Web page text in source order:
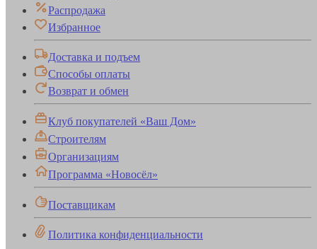
Распродажа
Избранное
Доставка и подъем
Способы оплаты
Возврат и обмен
Клуб покупателей «Ваш Дом»
Строителям
Организациям
Программа «Новосёл»
Поставщикам
Политика конфиденциальности